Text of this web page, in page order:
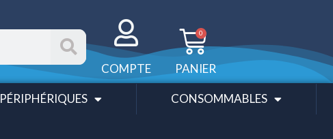
COMPTE
0
Panier
PANIER
PÉRIPHÉRIQUES CONSOMMABLES